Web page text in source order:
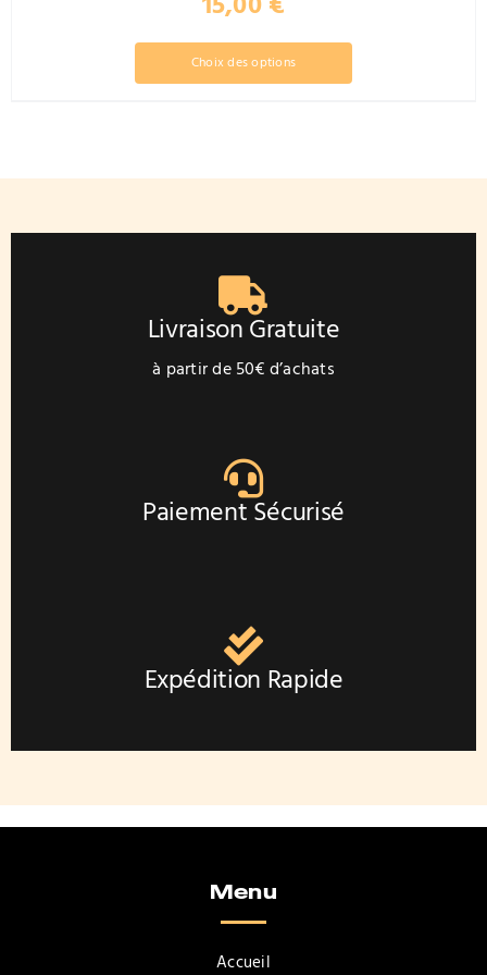
Choix des options
Ce
produit
Les
peuvent
choisies
sur
la
page
Livraison Gratuite
à partir de 50€ d’achats
Paiement Sécurisé
Expédition Rapide
Menu
Accueil